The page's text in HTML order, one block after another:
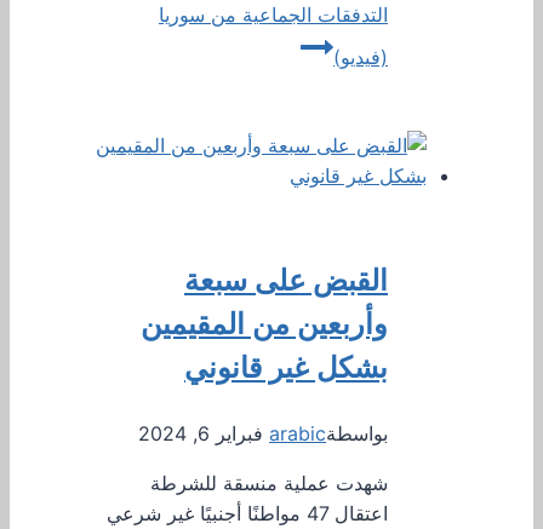
التدفقات الجماعية من سوريا
(فيديو)
القبض على سبعة
وأربعين من المقيمين
بشكل غير قانوني
بواسطةarabic فبراير 6, 2024
شهدت عملية منسقة للشرطة
اعتقال 47 مواطنًا أجنبيًا غير شرعي